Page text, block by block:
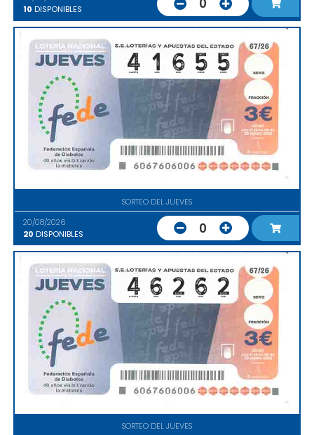
10 DISPONIBLES 0
SORTEO DEL JUEVES
20/08/2026
20 DISPONIBLES 0
SORTEO DEL JUEVES